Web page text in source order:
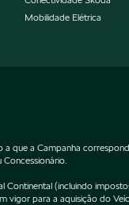
Mobilidade Elétrica
que a Campanha
(incluindo
para a aquisição do